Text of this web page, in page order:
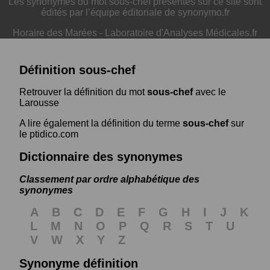
édités par l’équipe éditoriale de synonymo.fr
Horaire des Marées - Laboratoire d'Analyses Médicales.fr
Définition sous-chef
Retrouver la définition du motsous-chefavec le
Larousse
A lire également la définition du terme sous-chefsur
le ptidico.com
Dictionnaire des synonymes
Classement par ordre alphabétique des
synonymes
A B C D E F G H I J
K
L
M N O P Q R S T
U
V
W X Y
Z
Synonyme définition